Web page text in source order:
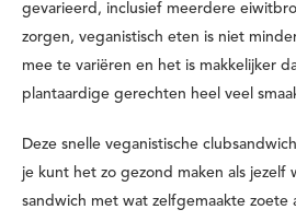
gevarieerd, inclusief meerdere
zorgen, veganistisch eten is niet
mee te variëren en het is makkelijker
plantaardige gerechten heel veel
Deze snelle veganistische
je kunt het zo gezond maken als jezelf
sandwich met wat zelfgemaakte zoete